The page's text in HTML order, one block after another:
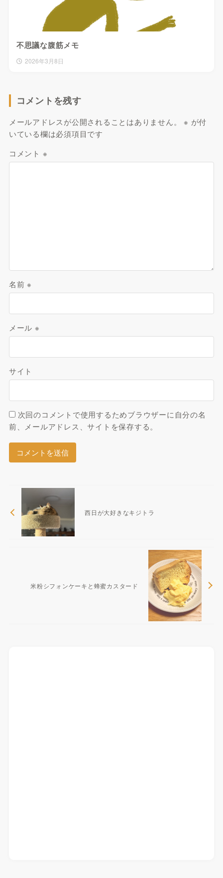
不思議な腹筋メモ
2026年3月8日
コメントを残す
メールアドレスが公開されることはありません。 ※ が付
いている欄は必須項目です
コメント ※
名前※
メール ※
サイト
次回のコメントで使用するためブラウザーに自分の名
前、メールアドレス、サイトを保存する。
西日が大好きなキジトラ
米粉シフォンケーキと蜂蜜カスタード